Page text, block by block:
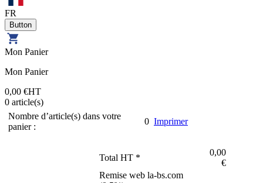
FR
Mon Panier
Mon Panier
0,00 €HT
0 article(s)
Nombre d’article(s) dans votre
panier :
0 Imprimer
Total HT *
0,00
€
Remise web la-bs.com